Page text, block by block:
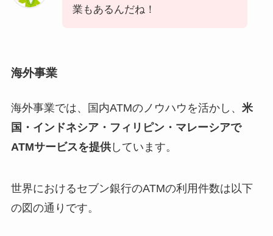
業もあるんだね！
海外事業
海外事業では、国内ATMのノウハウを活かし、 米
国・インドネシア・フィリピン・マレーシアで
ATMサービスを提供しています。
世界におけるセブン銀行のATMの利用件数は以下
の図の通りです。